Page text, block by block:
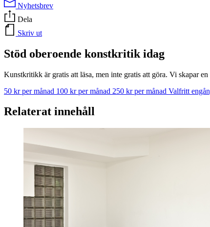
Nyhetsbrev
Dela
Skriv ut
Stöd oberoende konstkritik idag
Kunstkritikk är gratis att läsa, men inte gratis att göra. Vi skapar
50 kr per månad 100 kr per månad 250 kr per månad Valfritt
Relaterat innehåll